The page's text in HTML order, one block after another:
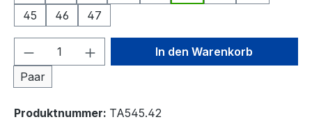
45
46 47
Produkt Anzahl: Gib den
Paar
In den Warenkorb
Produktnummer: TA545.42